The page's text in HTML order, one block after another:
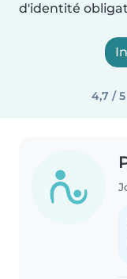
d'identité
4,7 / 5